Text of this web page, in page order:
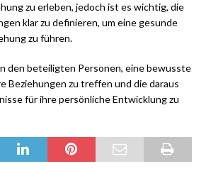
zu erleben, jedoch ist es wichtig, die
klar zu definieren, um eine gesunde
zu führen.
den beteiligten Personen, eine bewusste
Beziehungen zu treffen und die daraus
für ihre persönliche Entwicklung zu